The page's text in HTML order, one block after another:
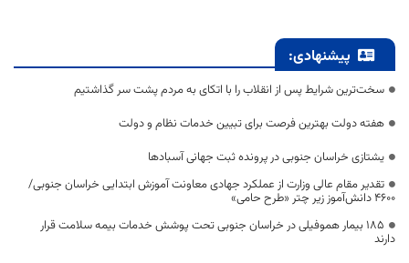
پیشنهادی:
سخت‌ترین شرایط پس از انقلاب را با اتکای به مردم پشت سر گذاشتیم
هفته دولت بهترین فرصت برای تبیین خدمات نظام و دولت
یشتازی خراسان جنوبی در پرونده ثبت جهانی آسبادها
تقدیر مقام عالی وزارت از عملکرد جهادی معاونت آموزش ابتدایی خراسان جنوبی/
۴۶۰۰ دانش‌آموز زیر چتر «طرح حامی»
۱۸۵ بیمار هموفیلی در خراسان جنوبی تحت پوشش خدمات بیمه سلامت قرار
دارند